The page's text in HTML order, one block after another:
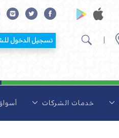
تسجيل الدخول
خدمات الشركات